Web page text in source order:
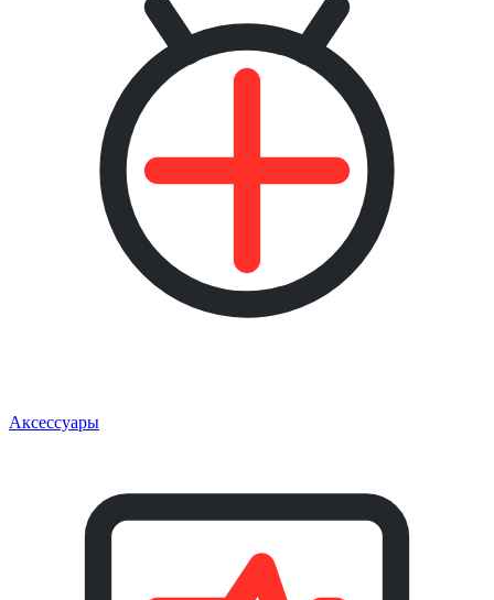
Аксессуары